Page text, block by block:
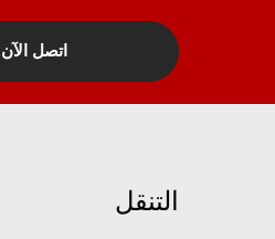
اتصل
التنقل